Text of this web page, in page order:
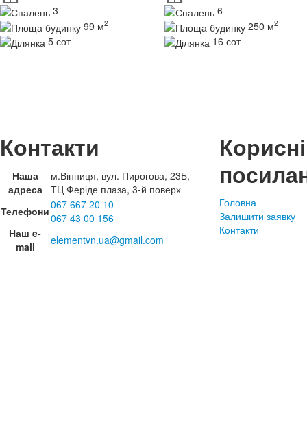
3
99 м2
5 сот
6
250 м2
16 сот
Контакти
Наша
адреса
м.Вінниця, вул. Пирогова, 23Б,
ТЦ Феріде плаза, 3-й поверх
Телефони067 667 20 10
067 43 00 156
Наш e-
mail
elementvn.ua@gmail.com
Корисні
Головна
Залишити заявку
Контакти